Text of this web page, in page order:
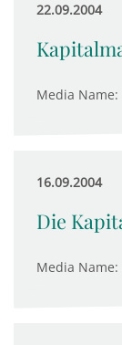
22.09.2004
Media Name:
16.09.2004
Die
Media Name: